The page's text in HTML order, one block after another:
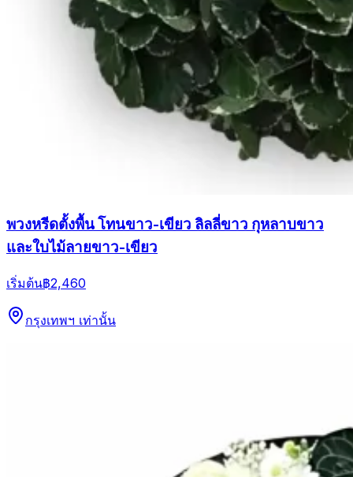
พวงหรีดตั้งพื้น โทนขาว-เขียว ลิลลี่ขาว กุหลาบขาว
และใบไม้ลายขาว-เขียว
เริ่มต้น฿2,460
กรุงเทพฯ เท่านั้น